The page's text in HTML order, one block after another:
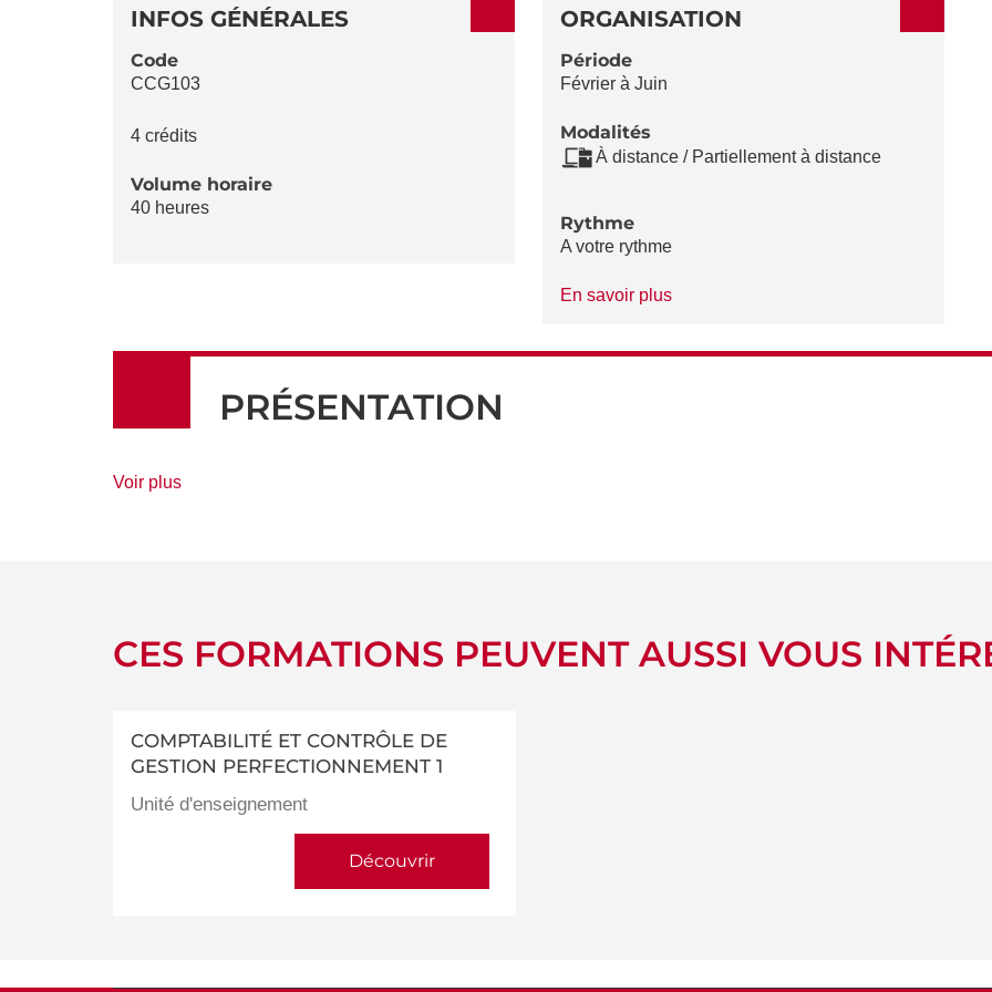
DE
LA
INFOS GÉNÉRALES
Code
CCG103
4 crédits
Volume horaire
40 heures
ORGANISATION
Période
Février à Juin
Modalités
À distance / Partiellement à distance
Rythme
A votre rythme
En savoir plusà
Rythme
PRÉSENTATION
Voir plusde
CES FORMATIONS PEUVENT AUSSI VOUS
COMPTABILITÉ ET CONTRÔLE DE
GESTION PERFECTIONNEMENT 1
Unité d'enseignement
Découvrir